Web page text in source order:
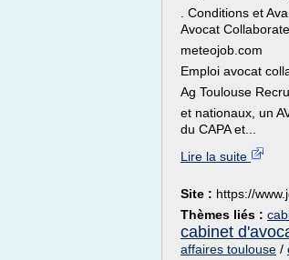
. Conditions et
Avocat
meteojob.com
Emploi avocat
Ag Toulouse
et nationaux, un
du CAPA et...
Lire la suite
Site : https://
Thèmes liés :
cabinet
affaires toulouse /